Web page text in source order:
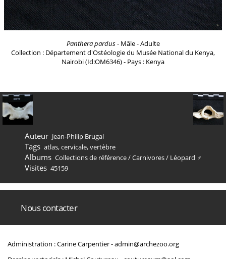
Panthera pardus- Mâle - Adulte
Collection : Département d'Ostéologie du Musée National du Kenya,
Nairobi (Id:OM6346) - Pays : Kenya
Auteur Jean-Philip Brugal
Tags atlas,cervicale,vertèbre
Albums Collections de référence/Carnivores/ Léopard ♂
Visites 45159
Nous contacter
Administration : Carine Carpentier -admin@archezoo.org